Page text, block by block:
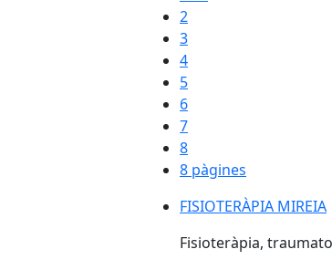
2
3
4
5
6
7
8
8 pàgines
FISIOTERÀPIA MIREIA
Fisioteràpia,